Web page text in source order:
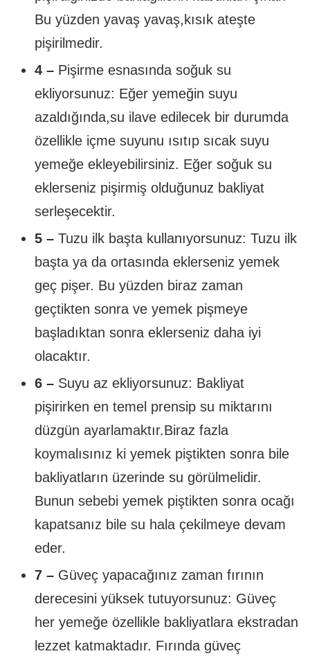
Bu yüzden yavaş yavaş,kısık ateşte
pişirilmedir.
4 – Pişirme esnasında soğuk su
ekliyorsunuz: Eğer yemeğin suyu
azaldığında,su ilave edilecek bir durumda
özellikle içme suyunu ısıtıp sıcak suyu
yemeğe ekleyebilirsiniz. Eğer soğuk su
eklerseniz pişirmiş olduğunuz bakliyat
serleşecektir.
5 – Tuzu ilk başta kullanıyorsunuz: Tuzu ilk
başta ya da ortasında eklerseniz yemek
geç pişer. Bu yüzden biraz zaman
geçtikten sonra ve yemek pişmeye
başladıktan sonra eklerseniz daha iyi
olacaktır.
6 – Suyu az ekliyorsunuz: Bakliyat
pişirirken en temel prensip su miktarını
düzgün ayarlamaktır.Biraz fazla
koymalısınız ki yemek piştikten sonra bile
bakliyatların üzerinde su görülmelidir.
Bunun sebebi yemek piştikten sonra ocağı
kapatsanız bile su hala çekilmeye devam
eder.
7 – Güveç yapacağınız zaman fırının
derecesini yüksek tutuyorsunuz: Güveç
her yemeğe özellikle bakliyatlara ekstradan
lezzet katmaktadır. Fırında güveç